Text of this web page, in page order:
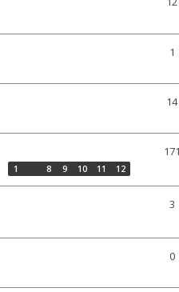
1
14
1 8 9 10 11 12
171
3
0